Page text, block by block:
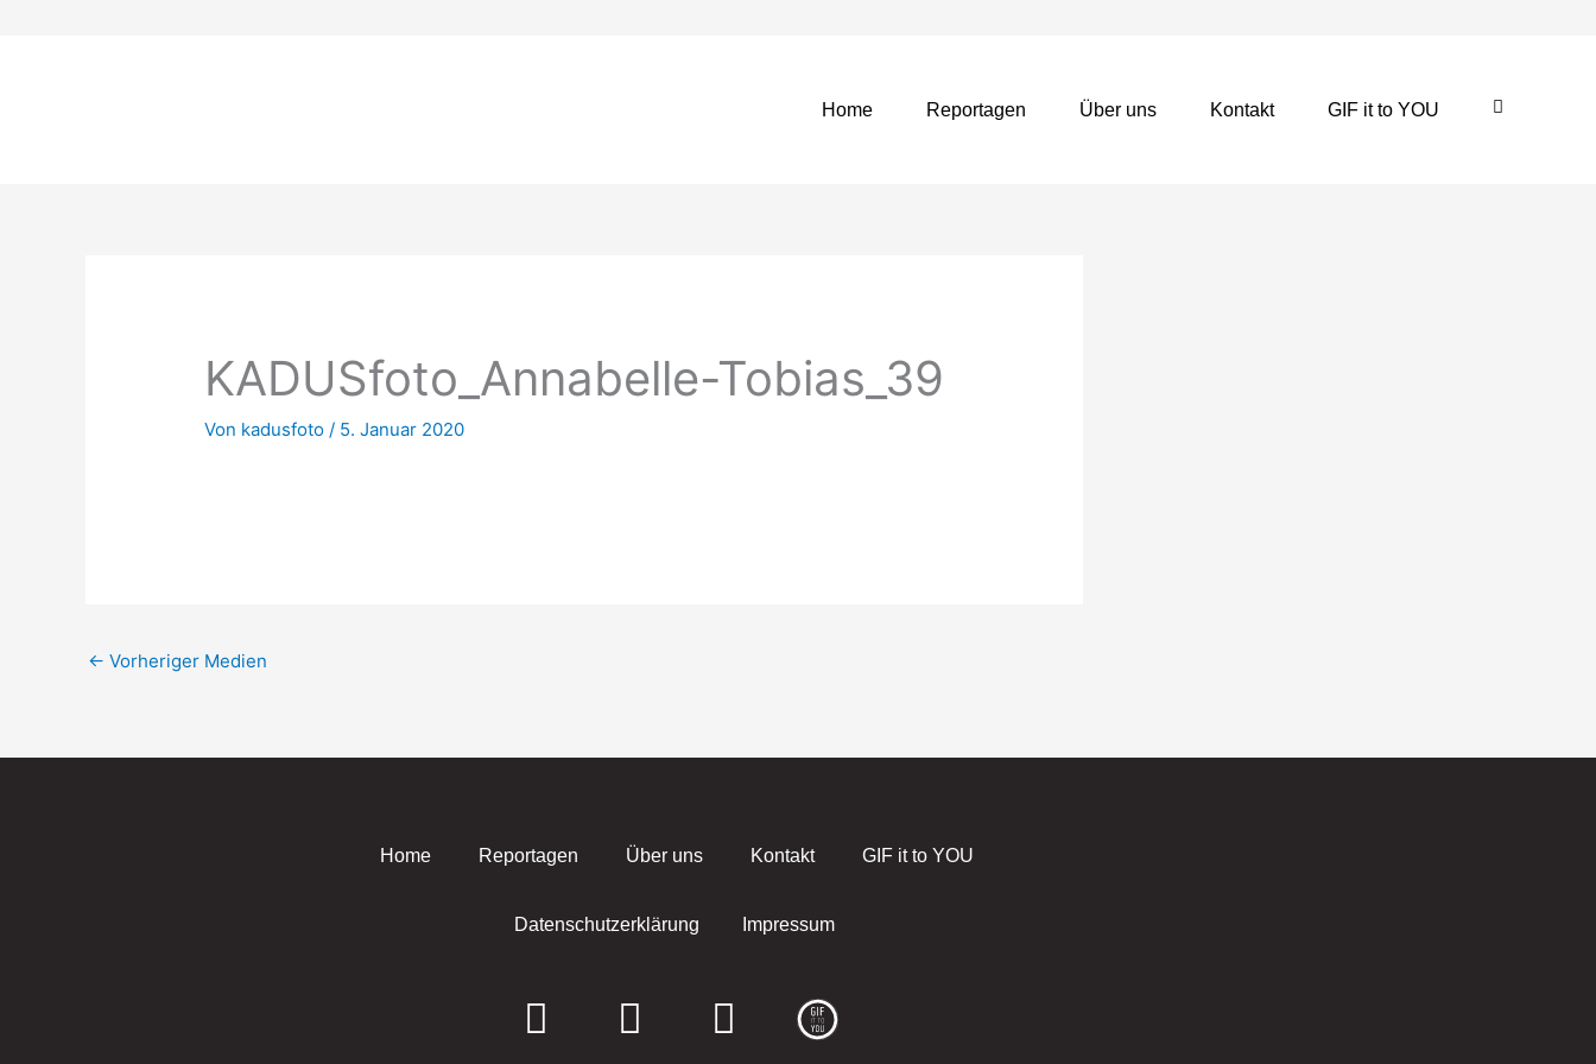
Home Reportagen Über uns Kontakt GIF it to YOU
KADUSfoto_Annabelle-Tobias_39
Von kadusfoto/ 5. Januar 2020
← Vorheriger Medien
Home Reportagen Über uns Kontakt GIF it to YOU
Datenschutzerklärung Impressum
F
I
E